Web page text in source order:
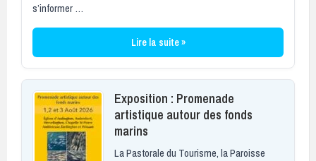
s’informer …
Lire la suite »
Exposition : Promenade
artistique autour des fonds
marins
La Pastorale du Tourisme, la Paroisse